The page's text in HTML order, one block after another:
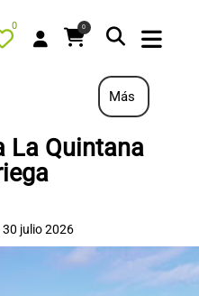
0 0
Más
La Quintana
julio 2026